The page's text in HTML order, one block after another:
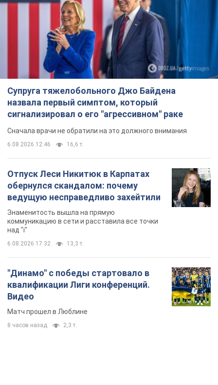
Супруга тяжелобольного Джо Байдена
назвала первый симптом, который
сигнализировал о его "агрессивном" раке
Сначала врачи не обратили на это должного внимания
6.08.2026 12:46 16,6 т.
Отпуск Леси Никитюк в Карпатах
обернулся скандалом: почему
ведущую несправедливо захейтили
Знаменитость вышла на прямую
коммуникацию в сети и расставила все точки
над "i"
6.08.2026 17:32 13,3 т.
"Динамо" с победы стартовало в
квалификации Лиги конференций.
Видео
Матч прошел в Люблине
8 часов назад 2,3 т.